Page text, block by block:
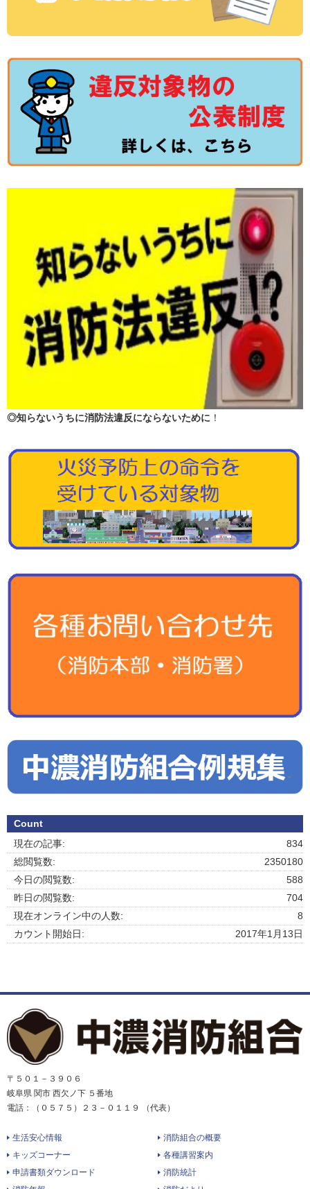
◎知らないうちに消防法違反にならないために ！
Count
834
現在の記事:
2350180
総閲覧数:
588
今日の閲覧数:
704
昨日の閲覧数:
8
現在オンライン中の人数:
2017年1月13日
カウント開始日:
〒５０１－３９０６
岐阜県 関市 西欠ノ下 ５番地
電話：（０５７５）２３－０１１９ （代表）
生活安心情報
消防組合の概要
キッズコーナー
各種講習案内
申請書類ダウンロード
消防統計